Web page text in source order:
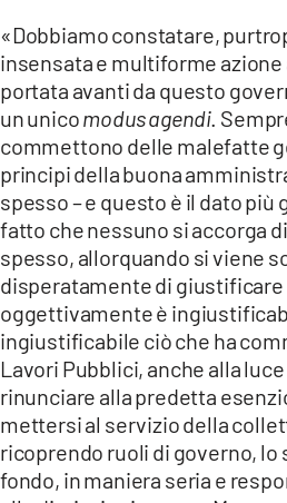
«Dobbiamo constatare,
insensata e multiforme
portata avanti da questo
un unicomodus agendi.
commettono delle malefatte
principi della buona
spesso – e questo è il dato più
fatto che nessuno si accorga
spesso, allorquando si viene
disperatamente di giustificare
oggettivamente è
ingiustificabile ciò che ha
Lavori Pubblici, anche alla
rinunciare alla predetta
mettersi al servizio della
ricoprendo ruoli di governo, lo
fondo, in maniera seria e